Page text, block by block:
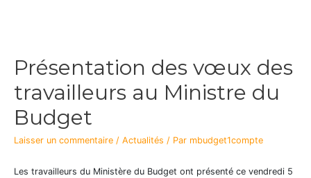
Présentation des vœux des
travailleurs au Ministre du
Budget
Laisser un commentaire / Actualités / Par mbudget1compte
Les travailleurs du Ministère du Budget ont présenté ce vendredi 5